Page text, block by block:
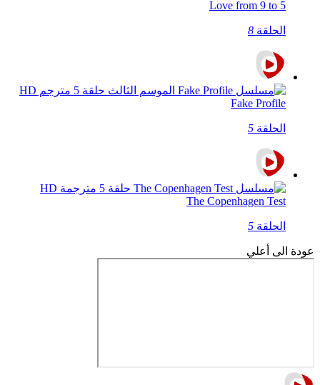
Love from 9 to 5
الحلقة 8
Fake Profile
الحلقة 5
The Copenhagen Test
الحلقة 5
عودة الى أعلي